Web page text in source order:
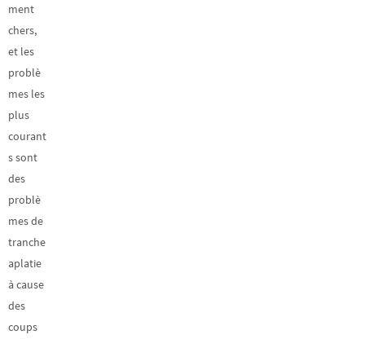
ment
chers,
et les
problè
mes les
plus
courant
s sont
des
problè
mes de
tranche
aplatie
à cause
des
coups